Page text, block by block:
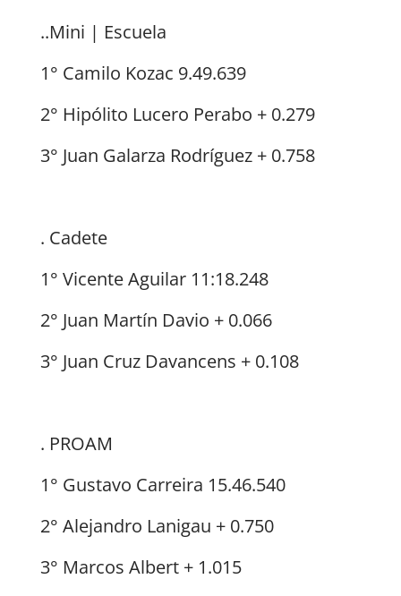
..Mini | Escuela
1° Camilo Kozac 9.49.639
2° Hipólito Lucero Perabo + 0.279
3° Juan Galarza Rodríguez + 0.758
. Cadete
1° Vicente Aguilar 11:18.248
2° Juan Martín Davio + 0.066
3° Juan Cruz Davancens + 0.108
. PROAM
1° Gustavo Carreira 15.46.540
2° Alejandro Lanigau + 0.750
3° Marcos Albert + 1.015